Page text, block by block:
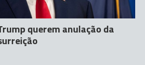
querem anulação da